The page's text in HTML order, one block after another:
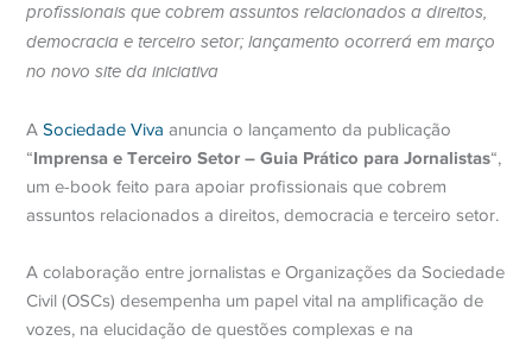
profissionais que cobrem assuntos relacionados a direitos,
democracia e terceiro setor; lançamento ocorrerá em março
no novo site da iniciativa
ASociedade Viva anuncia o lançamento da publicação
“Imprensa e Terceiro Setor – Guia Prático para Jornalistas“,
um e-book feito para apoiar profissionais que cobrem
assuntos relacionados a direitos, democracia e terceiro setor.
A colaboração entre jornalistas e Organizações da Sociedade
Civil (OSCs) desempenha um papel vital na amplificação de
vozes, na elucidação de questões complexas e na